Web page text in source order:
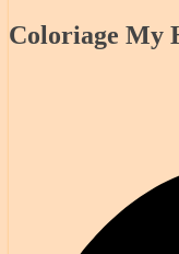
Coloriage My